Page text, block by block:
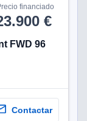
financiado
€
FWD 96
Contactar